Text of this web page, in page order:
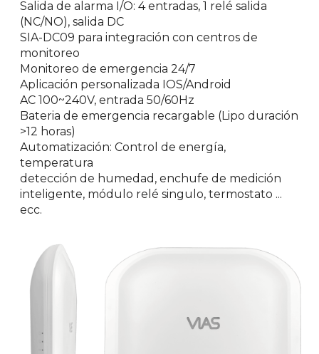
Salida de alarma I/O: 4 entradas, 1 relé salida
(NC/NO), salida DC
SIA-DC09 para integración con centros de
monitoreo
Monitoreo de emergencia 24/7
Aplicación personalizada IOS/Android
AC 100~240V, entrada 50/60Hz
Bateria de emergencia recargable (Lipo duración
>12 horas)
Automatización: Control de energía,
temperatura
detección de humedad, enchufe de medición
inteligente, módulo relé singulo, termostato ...
ecc.